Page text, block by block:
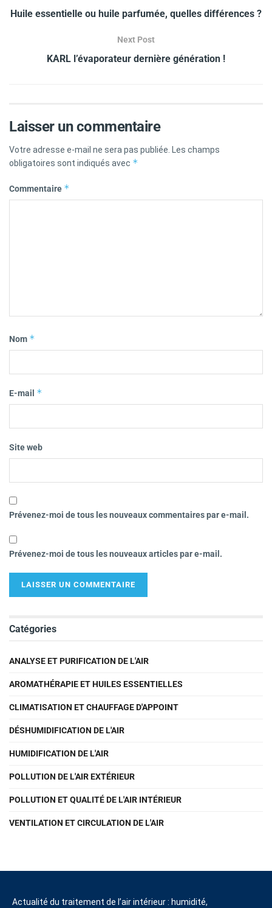
Huile essentielle ou huile parfumée, quelles différences ?
Next Post
KARL l’évaporateur dernière génération !
Laisser un commentaire
Votre adresse e-mail ne sera pas publiée. Les champs
obligatoires sont indiqués avec *
Commentaire *
Nom *
E-mail *
Site web
Prévenez-moi de tous les nouveaux commentaires par e-mail.
Prévenez-moi de tous les nouveaux articles par e-mail.
Catégories
ANALYSE ET PURIFICATION DE L'AIR
AROMATHÉRAPIE ET HUILES ESSENTIELLES
CLIMATISATION ET CHAUFFAGE D'APPOINT
DÉSHUMIDIFICATION DE L'AIR
HUMIDIFICATION DE L'AIR
POLLUTION DE L'AIR EXTÉRIEUR
POLLUTION ET QUALITÉ DE L'AIR INTÉRIEUR
VENTILATION ET CIRCULATION DE L'AIR
Actualité du traitement de l’air intérieur : humidité,